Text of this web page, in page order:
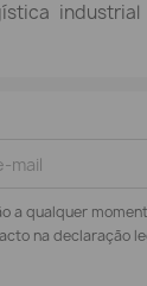
a qualquer
na declaração